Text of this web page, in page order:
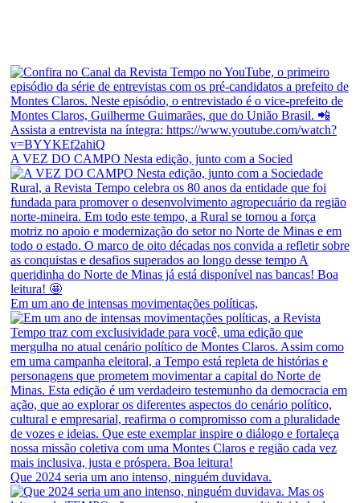
A VEZ DO CAMPO Nesta edição, junto com a Socied
Em um ano de intensas movimentações políticas,
Que 2024 seria um ano intenso, ninguém duvidava.